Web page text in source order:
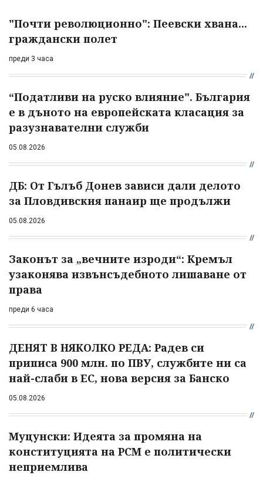
"Почти революционно": Пеевски хвана...
граждански полет
преди 3 часа
“Податливи на руско влияние". България
е в дъното на европейската класация за
разузнавателни служби
05.08.2026
ДБ: От Гълъб Донев зависи дали делото
за Пловдивския панаир ще продължи
05.08.2026
Законът за „вечните изроди“: Кремъл
узаконява извънсъдебното лишаване от
права
преди 6 часа
ДЕНЯТ В НЯКОЛКО РЕДА: Радев си
приписа 900 млн. по ПВУ, службите ни са
най-слаби в ЕС, нова версия за Банско
05.08.2026
Муцунски: Идеята за промяна на
конституцията на РСМ е политически
неприемлива